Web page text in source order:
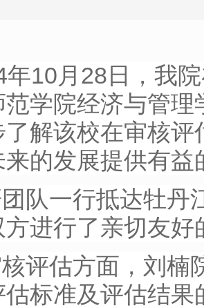
年10月28日，我
范学院经济与管
解该校在审核
的发展提供有益
队一行抵达牡丹
进行了亲切友
评估方面，刘楠
标准及评估结